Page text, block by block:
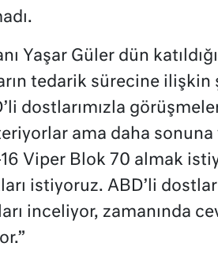
Yaşar Güler dün
tedarik sürecine ilişkin
dostlarımızla
ama daha sonuna
Viper Blok 70 almak
istiyoruz. ABD’li
inceliyor, zamanında